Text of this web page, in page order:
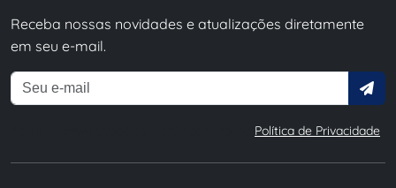
Receba nossas novidades e atualizações diretamente
em seu e-mail.
Política de Privacidade